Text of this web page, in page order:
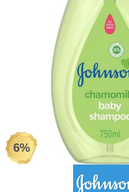
Hranilice, flašice i cucle
Monitori, Ogradice i tricikli
Posteljine, vrećice i baldahini
Igračke za bebe i decu
AKCIJA
Prodavnica
6%